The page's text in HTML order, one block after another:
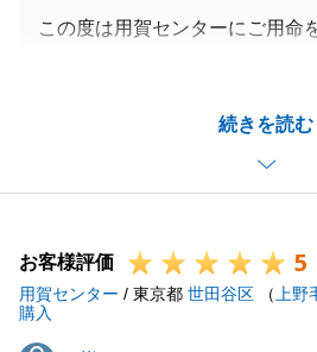
続きを読む
この度は用賀センターにご用命
おいて、最大限のご満足を頂く
に関して、申し訳ございません
今回、K様から頂いたご指摘を
ご新居でのK様の生活が、豊か
ますことを心より願っておりま
この先も、不動産についてのご
お客様評価 5
用賀センター / 東京都 世田谷区 （ 上野
購入